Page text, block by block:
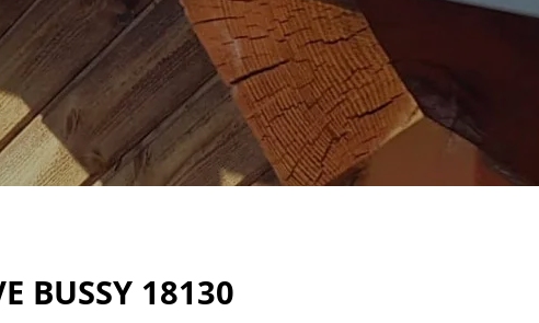
BUSSY 18130